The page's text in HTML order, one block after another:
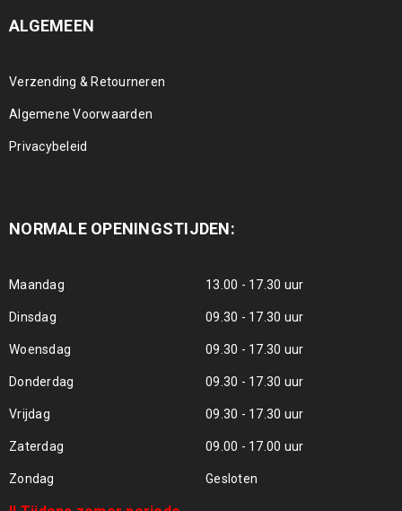
ALGEMEEN
Verzending & Retourneren
Algemene Voorwaarden
Privacybeleid
NORMALE OPENINGSTIJDEN:
Maandag 13.00 - 17.30 uur
Dinsdag 09.30 - 17.30 uur
Woensdag 09.30 - 17.30 uur
Donderdag 09.30 - 17.30 uur
Vrijdag 09.30 - 17.30 uur
Zaterdag 09.00 - 17.00 uur
Zondag Gesloten